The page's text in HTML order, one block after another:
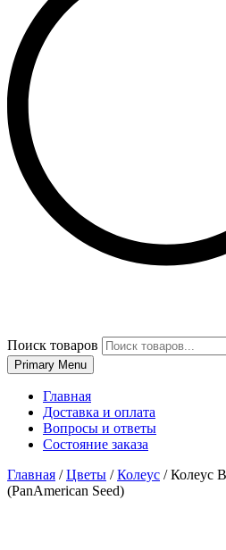
Поиск товаров
Primary Menu
Главная
Доставка и оплата
Вопросы и ответы
Состояние заказа
Главная /Цветы /Колеус /Колеус
(PanAmerican Seed)